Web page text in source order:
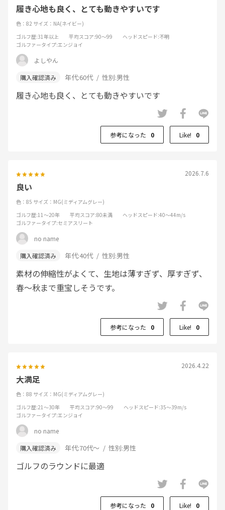
履き心地も良く、とても動きやすいです
色：82 サイズ：NA(ネイビー)
ゴルフ歴:31年以上 平均スコア:90～99 ヘッドスピード:不明
ゴルファータイプ:エンジョイ
よしやん
年代:60代 性別:男性
履き心地も良く、とても動きやすいです
参考になった 0 Like! 0
2026.7.6
良い
色：85 サイズ：MG(ミディアムグレー)
ゴルフ歴:11～20年 平均スコア:80未満 ヘッドスピード:40～44m/s
ゴルファータイプ:セミアスリート
no name
年代:40代 性別:男性
素材の伸縮性がよくて、生地は薄すぎず、厚すぎず、
春～秋まで重宝しそうです。
参考になった 0 Like! 0
2026.4.22
大満足
色：88 サイズ：MG(ミディアムグレー)
ゴルフ歴:21～30年 平均スコア:90～99 ヘッドスピード:35～39m/s
ゴルファータイプ:エンジョイ
no name
年代:70代～ 性別:男性
ゴルフのラウンドに最適
参考になった 0 Like! 0